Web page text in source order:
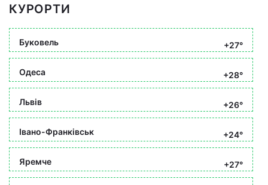
КУРОРТИ
Буковель +27°
Одеса +28°
Львів +26°
Івано-Франківськ +24°
Яремче +27°